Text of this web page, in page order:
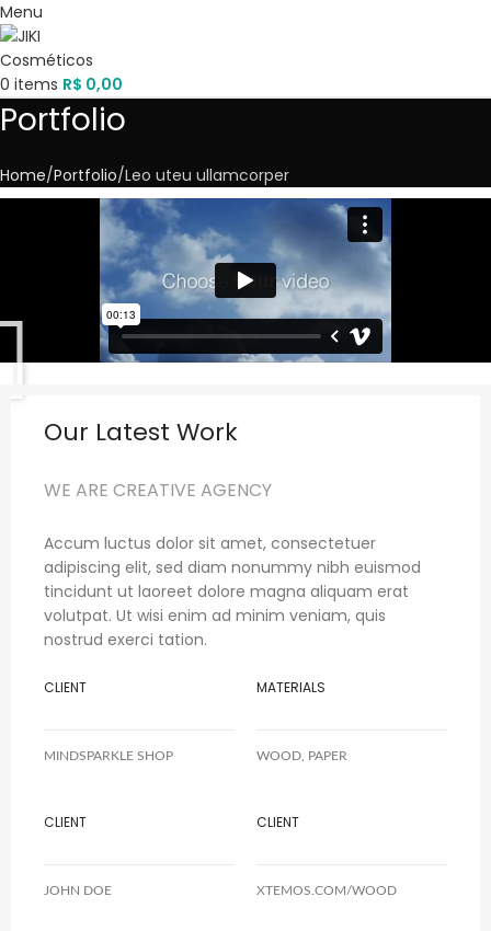
Menu
0 items R$ 0,00
Portfolio
Home Portfolio Leo uteu ullamcorper
Our Latest Work
WE ARE CREATIVE AGENCY
Accum luctus dolor sit amet, consectetuer
adipiscing elit, sed diam nonummy nibh euismod
tincidunt ut laoreet dolore magna aliquam erat
volutpat. Ut wisi enim ad minim veniam, quis
nostrud exerci tation.
CLIENT MATERIALS
MINDSPARKLE SHOP WOOD, PAPER
CLIENT CLIENT
JOHN DOE XTEMOS.COM/WOOD